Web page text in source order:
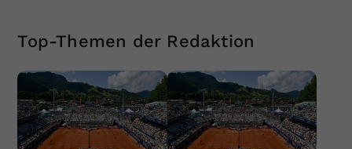
Top-Themen der Redaktion